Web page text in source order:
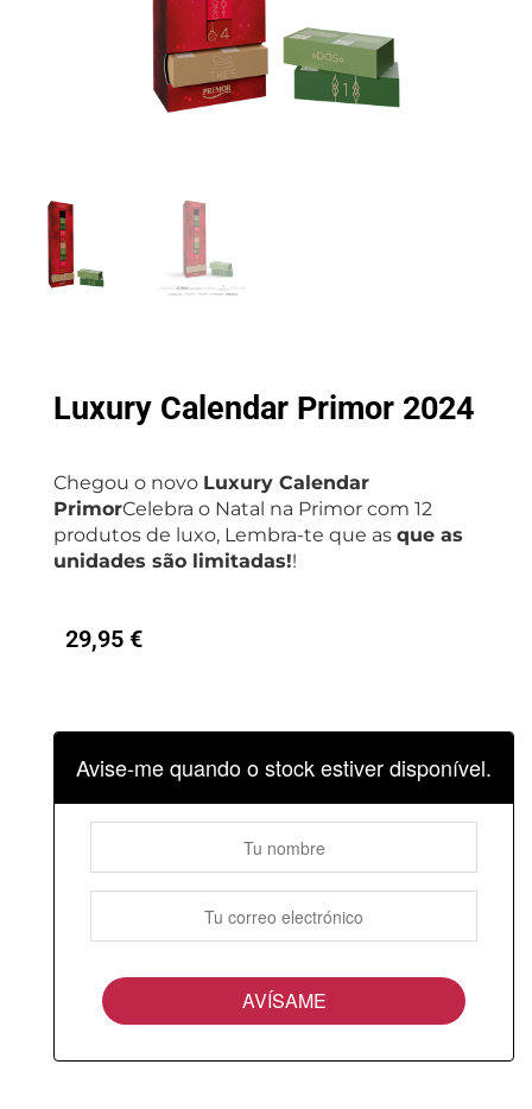
Luxury Calendar Primor 2024
Chegou o novo Luxury Calendar
PrimorCelebra o Natal na Primor com 12
produtos de luxo, Lembra-te que as que as
unidades são limitadas!!
29,95 €
Avise-me quando o stock estiver disponível.